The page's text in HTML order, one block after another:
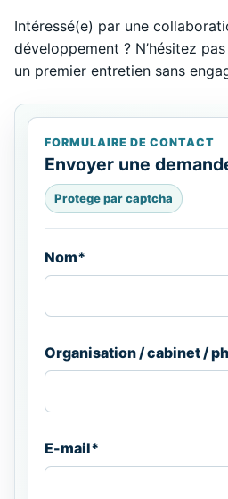
Intéressé(e) par une
développement ? N’hésitez
un premier entretien sans
FORMULAIRE DE CONTACT
Envoyer une
Protege par captcha
Nom*
Organisation / cabinet /
E-mail*